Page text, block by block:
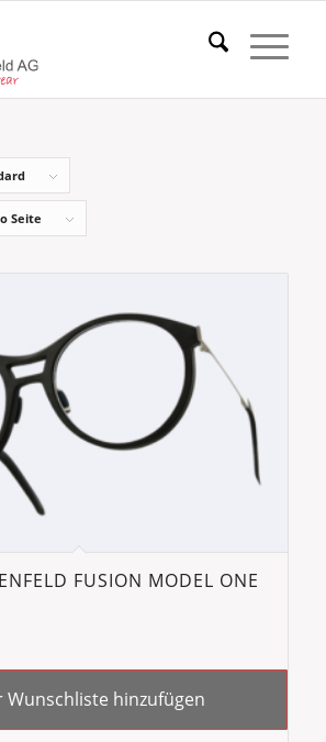
Seite
FUSION MODEL ONE
Wunschliste hinzufügen